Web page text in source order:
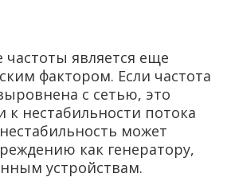
частоты является еще
фактором. Если частота
с сетью, это
к нестабильности потока
может
как генератору,
устройствам.